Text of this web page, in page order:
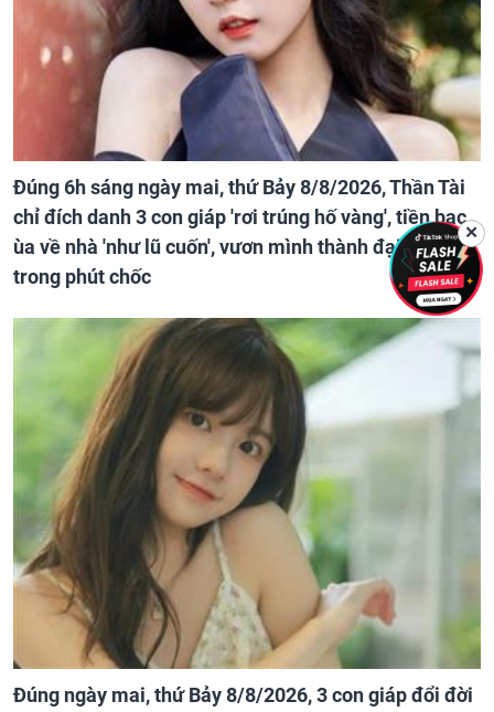
Đúng 6h sáng ngày mai, thứ Bảy 8/8/2026, Thần Tài
chỉ đích danh 3 con giáp 'rơi trúng hố vàng', tiền bạc
ùa về nhà 'như lũ cuốn', vươn mình thành đại gia
trong phút chốc
Đúng ngày mai, thứ Bảy 8/8/2026, 3 con giáp đổi đời
✕